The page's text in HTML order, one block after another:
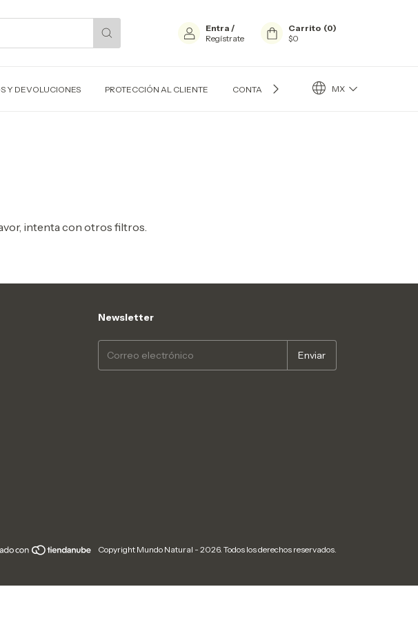
Entra /
Regístrate
Carrito (0)
$0
Y DEVOLUCIONES PROTECCIÓN AL CLIENTE CONTACTO BLOG MX
intenta con otros filtros.
Newsletter
Copyright Mundo Natural - 2026. Todos los derechos reservados.